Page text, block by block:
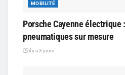
MOBILITÉ
Porsche Cayenne
pneumatiques sur mesure
il y a 3 jours